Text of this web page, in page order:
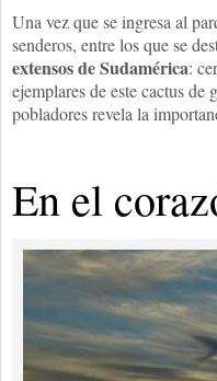
Una vez que se ingresa al
senderos, entre los que se
extensos de Sudamérica:
ejemplares de este cactus
pobladores revela la
En el